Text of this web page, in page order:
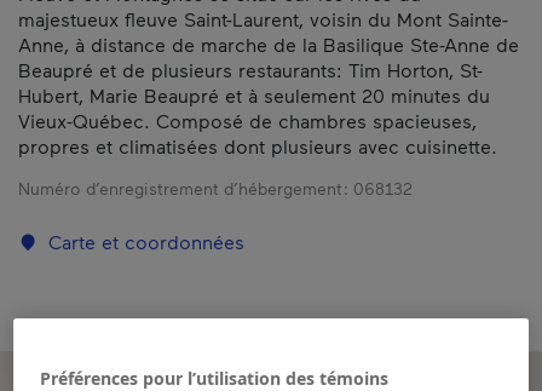
majestueux fleuve Saint-Laurent, voisin du Mont Sainte-
Anne, à distance de marche de la Basilique Ste-Anne de
Beaupré et de plusieurs restaurants: Tim Horton, St-
Hubert, Marie Beaupré et à seulement 20 minutes du
Vieux-Québec. Composé de chambres spacieuses,
propres et climatisées dont plusieurs avec cuisinette.
Numéro d’enregistrement d’hébergement : 068132
Carte et coordonnées
Préférences pour l’utilisation des témoins